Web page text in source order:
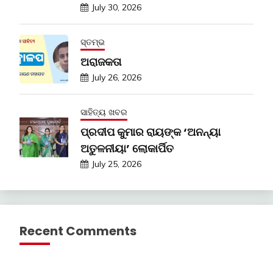
July 30, 2026
ସ୍ତମ୍ଭ
ଅରାଜକତା
July 26, 2026
ସାହିତ୍ୟ ଖବର
ପ୍ରଦୀପ କୁମାର ରାୟଙ୍କ ‘ଅନନ୍ୟା
ଅତୁଳନୀୟା’ ଲୋକାର୍ପିତ
July 25, 2026
Recent Comments